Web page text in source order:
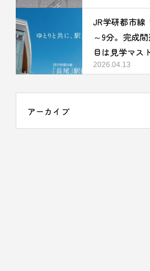
JR学研都市線
～9分。完成
目は見学マス
2026.04.13
アーカイブ